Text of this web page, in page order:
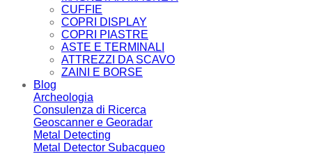
CUFFIE
COPRI DISPLAY
COPRI PIASTRE
ASTE E TERMINALI
ATTREZZI DA SCAVO
ZAINI E BORSE
Blog
Archeologia
Consulenza di Ricerca
Geoscanner e Georadar
Metal Detecting
Metal Detector Subacqueo